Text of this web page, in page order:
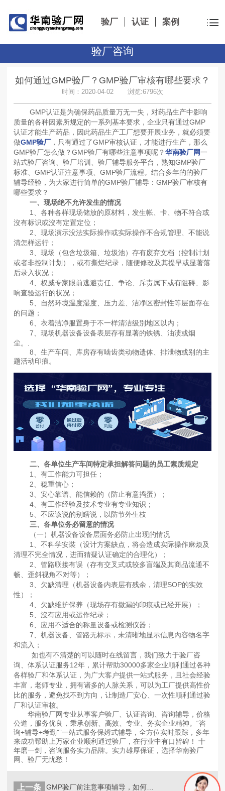
验厂 认证 案例
验厂咨询
如何通过GMP验厂？GMP验厂审核有哪些要求？
时间：2020-04-02 浏览:6796次
GMP认证是为确保药品质量万无一失，对药品生产中影响
质量的各种因素所规定的一系列基本要求，企业只有通过GMP
认证才能生产药品，因此药品生产工厂想要开展业务，就必须要
做GMP验厂 ，只有通过了GMP审核认证，才能进行生产，那么
GMP验厂怎么做？GMP验厂有哪些注意事项呢？华南验厂网一
站式验厂咨询、验厂培训、验厂辅导服务平台，熟知GMP验厂
标准、GMP认证注意事项、GMP验厂流程。结合多年的的验厂
辅导经验，为大家进行简单的GMP验厂辅导：GMP验厂审核有
哪些要求？
一、现场绝不允许发生的情况
1、各种各样现场储放的原材料，发生帐、卡、物不符合或
沒有标识或沒有定置定位；
2、现场演示没法实际操作或实际操作不合规管理、不能说
清怎样运行；
3、现场（包含垃圾箱、垃圾池）存有废弃文档（控制计划
或者非控制计划），或有撕烂纪录，随便修改及其提早或显著落
后录入状况；
4、权威专家眼前逃避责任、争论、斥责属下或有阻碍、影
响查验运行的状况；
5、自然环境温度湿度、压力差、洁净区密封性等层面存在
的问题；
6、衣着洁净服置身于不一样清洁级別地区以内；
7、现场机器设备设备表层存有显著的铁锈、油渍或烟
尘。.
8、生产车间、库房存有啮齿类动物遗体、排泄物或别的主
题活动印痕。
二、各单位生产车间特定承担解答问题的员工素质规定
1、有工作能力可担任；
2、稳重信心；
3、安心靠谱、能信赖的（防止有意捣蛋）；
4、有工作经验及技术专业有专业知识；
5、不应该说的别瞎说，以防节外生枝
三、各单位务必留意的情况
（一）机器设备设备层面务必防止出现的情况
1、不科学安裝（设计方案缺点，将会造成实际操作麻烦及
清理不完全情况，进而猜疑认证确定的合理化）；
2、管路联接有误（存有交叉式或较多盲端及其商品流通不
畅、歪斜视角不对等）；
3、欠缺清理（机器设备内表层有残余，清理SOP的实效
性）；
4、欠缺维护保养（现场存有撒漏的印痕或已经开展）；
5、沒有应用或运作纪录；
6、应用不适合的称量设备或检测仪器；
7、机器设备、管路无标示，未清晰地显示信息內容物名字
和流入；
如也有不清楚的可以随时在线留言，我们致力于验厂咨
询、体系认证服务12年，累计帮助30000多家企业顺利通过各种
各样验厂和体系认证，为广大客户提供一站式服务，且社会经验
丰富，老师专业，拥有诸多的人脉关系，可以为工厂提供高性价
比的服务，避免找不到方向，让制造厂安心、一次性顺利通过验
厂和认证审核。
华南验厂网专业从事客户验厂、认证咨询、咨询辅导，价格
公道，服务优良，秉承创新、高效、专业、务实企业精神。“咨
询+辅导+考勤"”一站式服务保姆式辅导，全方位实时跟踪，多年
来成功帮助上万家企业顺利通过验厂，在行业中有口皆碑！ 十
年磨一剑，咨询服务实力品牌。实力雄厚保证，选择华南验厂
网、验厂无忧愁！
返回
上一条